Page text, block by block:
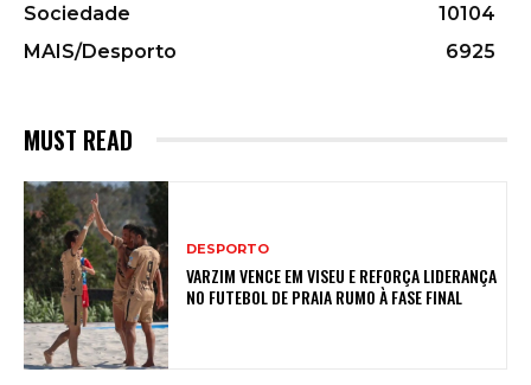
Sociedade
10104
MAIS/Desporto
6925
MUST READ
DESPORTO
VARZIM VENCE EM VISEU E REFORÇA LIDERANÇA
NO FUTEBOL DE PRAIA RUMO À FASE FINAL